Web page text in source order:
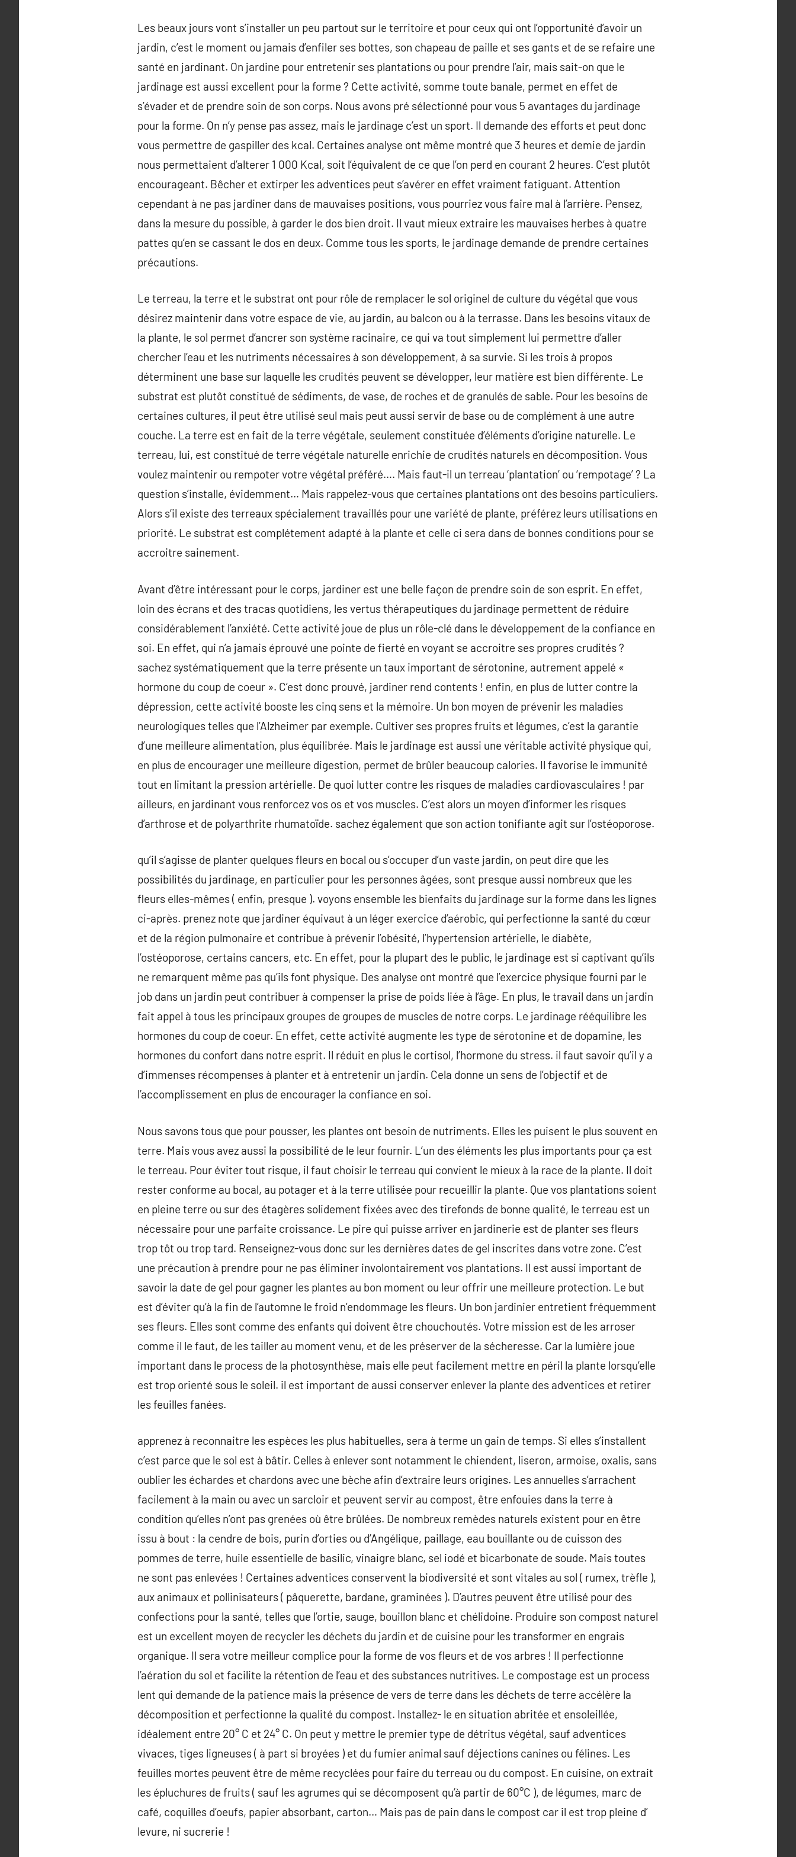
Les beaux jours vont s’installer un peu partout sur le territoire et pour ceux qui ont l’opportunité d’avoir un
jardin, c’est le moment ou jamais d’enfiler ses bottes, son chapeau de paille et ses gants et de se refaire une
santé en jardinant. On jardine pour entretenir ses plantations ou pour prendre l’air, mais sait-on que le
jardinage est aussi excellent pour la forme ? Cette activité, somme toute banale, permet en effet de
s’évader et de prendre soin de son corps. Nous avons pré sélectionné pour vous 5 avantages du jardinage
pour la forme. On n’y pense pas assez, mais le jardinage c’est un sport. Il demande des efforts et peut donc
vous permettre de gaspiller des kcal. Certaines analyse ont même montré que 3 heures et demie de jardin
nous permettaient d’alterer 1 000 Kcal, soit l’équivalent de ce que l’on perd en courant 2 heures. C’est plutôt
encourageant. Bêcher et extirper les adventices peut s’avérer en effet vraiment fatiguant. Attention
cependant à ne pas jardiner dans de mauvaises positions, vous pourriez vous faire mal à l’arrière. Pensez,
dans la mesure du possible, à garder le dos bien droit. Il vaut mieux extraire les mauvaises herbes à quatre
pattes qu’en se cassant le dos en deux. Comme tous les sports, le jardinage demande de prendre certaines
précautions.
Le terreau, la terre et le substrat ont pour rôle de remplacer le sol originel de culture du végétal que vous
désirez maintenir dans votre espace de vie, au jardin, au balcon ou à la terrasse. Dans les besoins vitaux de
la plante, le sol permet d’ancrer son système racinaire, ce qui va tout simplement lui permettre d’aller
chercher l’eau et les nutriments nécessaires à son développement, à sa survie. Si les trois à propos
déterminent une base sur laquelle les crudités peuvent se développer, leur matière est bien différente. Le
substrat est plutôt constitué de sédiments, de vase, de roches et de granulés de sable. Pour les besoins de
certaines cultures, il peut être utilisé seul mais peut aussi servir de base ou de complément à une autre
couche. La terre est en fait de la terre végétale, seulement constituée d’éléments d’origine naturelle. Le
terreau, lui, est constitué de terre végétale naturelle enrichie de crudités naturels en décomposition. Vous
voulez maintenir ou rempoter votre végétal préféré…. Mais faut-il un terreau ‘plantation’ ou ‘rempotage’ ? La
question s’installe, évidemment… Mais rappelez-vous que certaines plantations ont des besoins particuliers.
Alors s’il existe des terreaux spécialement travaillés pour une variété de plante, préférez leurs utilisations en
priorité. Le substrat est complétement adapté à la plante et celle ci sera dans de bonnes conditions pour se
accroitre sainement.
Avant d’être intéressant pour le corps, jardiner est une belle façon de prendre soin de son esprit. En effet,
loin des écrans et des tracas quotidiens, les vertus thérapeutiques du jardinage permettent de réduire
considérablement l’anxiété. Cette activité joue de plus un rôle-clé dans le développement de la confiance en
soi. En effet, qui n’a jamais éprouvé une pointe de fierté en voyant se accroitre ses propres crudités ?
sachez systématiquement que la terre présente un taux important de sérotonine, autrement appelé «
hormone du coup de coeur ». C’est donc prouvé, jardiner rend contents ! enfin, en plus de lutter contre la
dépression, cette activité booste les cinq sens et la mémoire. Un bon moyen de prévenir les maladies
neurologiques telles que l’Alzheimer par exemple. Cultiver ses propres fruits et légumes, c’est la garantie
d’une meilleure alimentation, plus équilibrée. Mais le jardinage est aussi une véritable activité physique qui,
en plus de encourager une meilleure digestion, permet de brûler beaucoup calories. Il favorise le immunité
tout en limitant la pression artérielle. De quoi lutter contre les risques de maladies cardiovasculaires ! par
ailleurs, en jardinant vous renforcez vos os et vos muscles. C’est alors un moyen d’informer les risques
d’arthrose et de polyarthrite rhumatoïde. sachez également que son action tonifiante agit sur l’ostéoporose.
qu’il s’agisse de planter quelques fleurs en bocal ou s’occuper d’un vaste jardin, on peut dire que les
possibilités du jardinage, en particulier pour les personnes âgées, sont presque aussi nombreux que les
fleurs elles-mêmes ( enfin, presque ). voyons ensemble les bienfaits du jardinage sur la forme dans les lignes
ci-après. prenez note que jardiner équivaut à un léger exercice d’aérobic, qui perfectionne la santé du cœur
et de la région pulmonaire et contribue à prévenir l’obésité, l’hypertension artérielle, le diabète,
l’ostéoporose, certains cancers, etc. En effet, pour la plupart des le public, le jardinage est si captivant qu’ils
ne remarquent même pas qu’ils font physique. Des analyse ont montré que l’exercice physique fourni par le
job dans un jardin peut contribuer à compenser la prise de poids liée à l’âge. En plus, le travail dans un jardin
fait appel à tous les principaux groupes de groupes de muscles de notre corps. Le jardinage rééquilibre les
hormones du coup de coeur. En effet, cette activité augmente les type de sérotonine et de dopamine, les
hormones du confort dans notre esprit. Il réduit en plus le cortisol, l’hormone du stress. il faut savoir qu’il y a
d’immenses récompenses à planter et à entretenir un jardin. Cela donne un sens de l’objectif et de
l’accomplissement en plus de encourager la confiance en soi.
Nous savons tous que pour pousser, les plantes ont besoin de nutriments. Elles les puisent le plus souvent en
terre. Mais vous avez aussi la possibilité de le leur fournir. L’un des éléments les plus importants pour ça est
le terreau. Pour éviter tout risque, il faut choisir le terreau qui convient le mieux à la race de la plante. Il doit
rester conforme au bocal, au potager et à la terre utilisée pour recueillir la plante. Que vos plantations soient
en pleine terre ou sur des étagères solidement fixées avec des tirefonds de bonne qualité, le terreau est un
nécessaire pour une parfaite croissance. Le pire qui puisse arriver en jardinerie est de planter ses fleurs
trop tôt ou trop tard. Renseignez-vous donc sur les dernières dates de gel inscrites dans votre zone. C’est
une précaution à prendre pour ne pas éliminer involontairement vos plantations. Il est aussi important de
savoir la date de gel pour gagner les plantes au bon moment ou leur offrir une meilleure protection. Le but
est d’éviter qu’à la fin de l’automne le froid n’endommage les fleurs. Un bon jardinier entretient fréquemment
ses fleurs. Elles sont comme des enfants qui doivent être chouchoutés. Votre mission est de les arroser
comme il le faut, de les tailler au moment venu, et de les préserver de la sécheresse. Car la lumière joue
important dans le process de la photosynthèse, mais elle peut facilement mettre en péril la plante lorsqu’elle
est trop orienté sous le soleil. il est important de aussi conserver enlever la plante des adventices et retirer
les feuilles fanées.
apprenez à reconnaitre les espèces les plus habituelles, sera à terme un gain de temps. Si elles s’installent
c’est parce que le sol est à bâtir. Celles à enlever sont notamment le chiendent, liseron, armoise, oxalis, sans
oublier les échardes et chardons avec une bèche afin d’extraire leurs origines. Les annuelles s’arrachent
facilement à la main ou avec un sarcloir et peuvent servir au compost, être enfouies dans la terre à
condition qu’elles n’ont pas grenées où être brûlées. De nombreux remèdes naturels existent pour en être
issu à bout : la cendre de bois, purin d’orties ou d’Angélique, paillage, eau bouillante ou de cuisson des
pommes de terre, huile essentielle de basilic, vinaigre blanc, sel iodé et bicarbonate de soude. Mais toutes
ne sont pas enlevées ! Certaines adventices conservent la biodiversité et sont vitales au sol ( rumex, trèfle ),
aux animaux et pollinisateurs ( pâquerette, bardane, graminées ). D’autres peuvent être utilisé pour des
confections pour la santé, telles que l’ortie, sauge, bouillon blanc et chélidoine. Produire son compost naturel
est un excellent moyen de recycler les déchets du jardin et de cuisine pour les transformer en engrais
organique. Il sera votre meilleur complice pour la forme de vos fleurs et de vos arbres ! Il perfectionne
l’aération du sol et facilite la rétention de l’eau et des substances nutritives. Le compostage est un process
lent qui demande de la patience mais la présence de vers de terre dans les déchets de terre accélère la
décomposition et perfectionne la qualité du compost. Installez- le en situation abritée et ensoleillée,
idéalement entre 20° C et 24° C. On peut y mettre le premier type de détritus végétal, sauf adventices
vivaces, tiges ligneuses ( à part si broyées ) et du fumier animal sauf déjections canines ou félines. Les
feuilles mortes peuvent être de même recyclées pour faire du terreau ou du compost. En cuisine, on extrait
les épluchures de fruits ( sauf les agrumes qui se décomposent qu’à partir de 60°C ), de légumes, marc de
café, coquilles d’oeufs, papier absorbant, carton… Mais pas de pain dans le compost car il est trop pleine d’
levure, ni sucrerie !